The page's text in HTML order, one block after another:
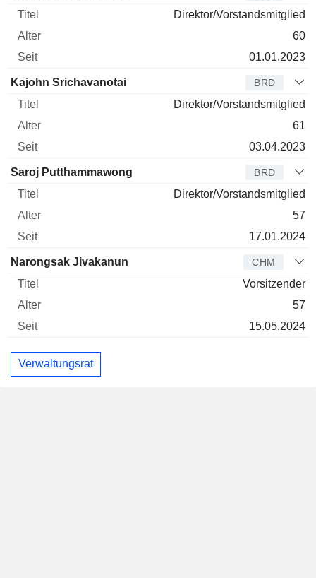
Direktor/Vorstandsmitglied
60
01.01.2023
Kajohn Srichavanotai BRD
Direktor/Vorstandsmitglied
61
03.04.2023
Saroj Putthammawong BRD
Direktor/Vorstandsmitglied
57
17.01.2024
Narongsak Jivakanun CHM
Vorsitzender
57
15.05.2024
Verwaltungsrat